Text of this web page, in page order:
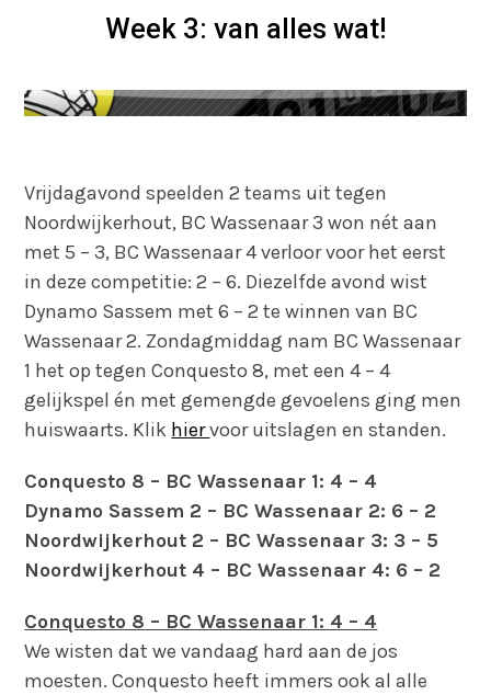
Week 3: van alles wat!
Vrijdagavond speelden 2 teams uit tegen
Noordwijkerhout, BC Wassenaar 3 won nét aan
met 5 – 3, BC Wassenaar 4 verloor voor het eerst
in deze competitie: 2 – 6. Diezelfde avond wist
Dynamo Sassem met 6 – 2 te winnen van BC
Wassenaar 2. Zondagmiddag nam BC Wassenaar
1 het op tegen Conquesto 8, met een 4 – 4
gelijkspel én met gemengde gevoelens ging men
huiswaarts. Klik hiervoor uitslagen en standen.
Conquesto 8 – BC Wassenaar 1: 4 – 4
Dynamo Sassem 2 – BC Wassenaar 2: 6 – 2
Noordwijkerhout 2 – BC Wassenaar 3: 3 – 5
Noordwijkerhout 4 – BC Wassenaar 4: 6 – 2
Conquesto 8 – BC Wassenaar 1: 4 – 4
We wisten dat we vandaag hard aan de jos
moesten. Conquesto heeft immers ook al alle